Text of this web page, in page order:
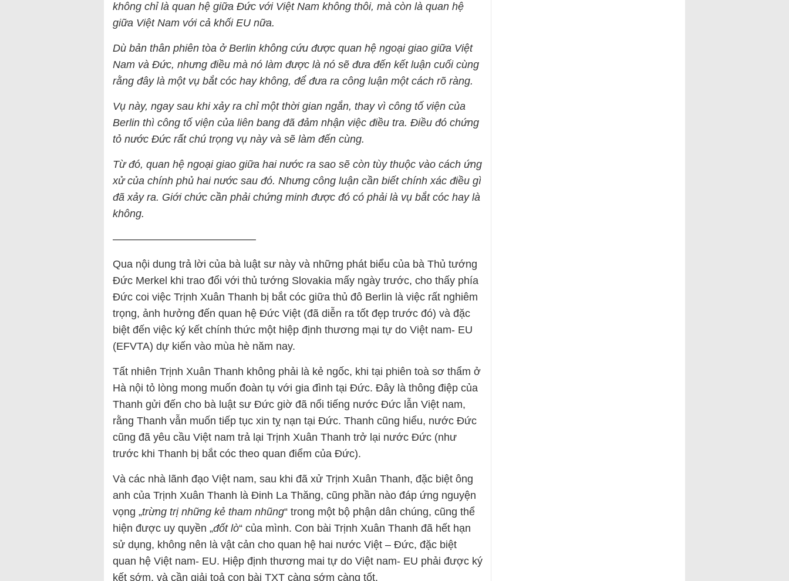
không chỉ là quan hệ giữa Đức với Việt Nam không thôi, mà còn là quan hệ
giữa Việt Nam với cả khối EU nữa.
Dù bản thân phiên tòa ở Berlin không cứu được quan hệ ngoại giao giữa Việt
Nam và Đức, nhưng điều mà nó làm được là nó sẽ đưa đến kết luận cuối cùng
rằng đây là một vụ bắt cóc hay không, để đưa ra công luận một cách rõ ràng.
Vụ này, ngay sau khi xảy ra chỉ một thời gian ngắn, thay vì công tố viện của
Berlin thì công tố viện của liên bang đã đảm nhận việc điều tra. Điều đó chứng
tỏ nước Đức rất chú trọng vụ này và sẽ làm đến cùng.
Từ đó, quan hệ ngoại giao giữa hai nước ra sao sẽ còn tùy thuộc vào cách ứng
xử của chính phủ hai nước sau đó. Nhưng công luận cần biết chính xác điều gì
đã xảy ra. Giới chức cần phải chứng minh được đó có phải là vụ bắt cóc hay là
không.
—————————————–
Qua nội dung trả lời của bà luật sư này và những phát biểu của bà Thủ tướng
Đức Merkel khi trao đổi với thủ tướng Slovakia mấy ngày trước, cho thấy phía
Đức coi việc Trịnh Xuân Thanh bị bắt cóc giữa thủ đô Berlin là việc rất nghiêm
trọng, ảnh hưởng đến quan hệ Đức Việt (đã diễn ra tốt đẹp trước đó) và đặc
biệt đến việc ký kết chính thức một hiệp định thương mại tự do Việt nam- EU
(EFVTA) dự kiến vào mùa hè năm nay.
Tất nhiên Trịnh Xuân Thanh không phải là kẻ ngốc, khi tại phiên toà sơ thẩm ở
Hà nội tỏ lòng mong muốn đoàn tụ với gia đình tại Đức. Đây là thông điệp của
Thanh gửi đến cho bà luật sư Đức giờ đã nổi tiếng nước Đức lẫn Việt nam,
rằng Thanh vẫn muốn tiếp tục xin tỵ nạn tại Đức. Thanh cũng hiểu, nước Đức
cũng đã yêu cầu Việt nam trả lại Trịnh Xuân Thanh trở lại nước Đức (như
trước khi Thanh bị bắt cóc theo quan điểm của Đức).
Và các nhà lãnh đạo Việt nam, sau khi đã xử Trịnh Xuân Thanh, đặc biệt ông
anh của Trịnh Xuân Thanh là Đinh La Thăng, cũng phần nào đáp ứng nguyện
vọng „trừng trị những kẻ tham nhũng“ trong một bộ phận dân chúng, cũng thể
hiện được uy quyền „đốt lò“ của mình. Con bài Trịnh Xuân Thanh đã hết hạn
sử dụng, không nên là vật cản cho quan hệ hai nước Việt – Đức, đặc biệt
quan hệ Việt nam- EU. Hiệp định thương mai tự do Việt nam- EU phải được ký
kết sớm, và cần giải toả con bài TXT càng sớm càng tốt.